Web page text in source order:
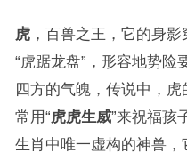
虎，百兽之王，它的身
“虎踞龙盘”，形容地势险
四方的气魄，传说中，
常用“虎虎生威”来祝福孩
生肖中唯一虚构的神兽